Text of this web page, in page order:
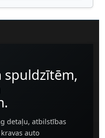
spuldzītēm,
detaļu, atbilstības
auto